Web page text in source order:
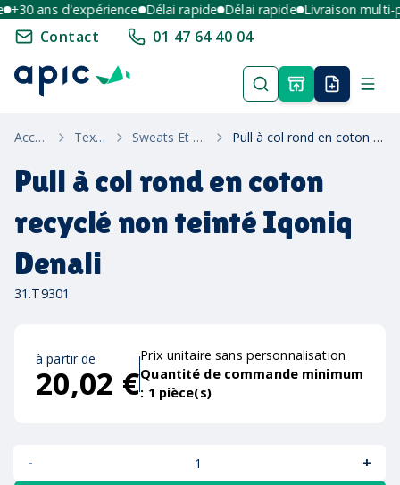
ans d'expérience Délai rapide Délai rapide Livraison multi-
Contact 01 47 64 40 04
Accueil Textile Sweats Et Pulls Pull à col rond en coton recyclé non teinté Iqoniq Denali
Pull à col rond en coton
recyclé non teinté Iqoniq
Denali
31.T9301
à partir de
20,02 €
Prix unitaire sans personnalisation
Quantité de commande minimum
: 1 pièce(s)
- +